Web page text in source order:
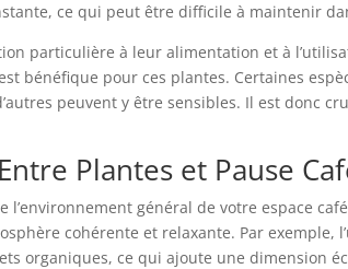
ce qui peut être difficile à maintenir
particulière à leur alimentation et à
bénéfique pour ces plantes. Certaines
peuvent y être sensibles. Il est donc
Plantes et Pause
général de votre espace
cohérente et relaxante. Par exemple,
organiques, ce qui ajoute une dimension